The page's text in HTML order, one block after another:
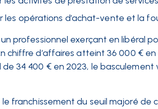
les opérations d’achat-vente et la
professionnel exerçant en libéral
chiffre d’affaires atteint 36 000 €
34 400 € en 2023, le
le franchissement du seuil majoré de